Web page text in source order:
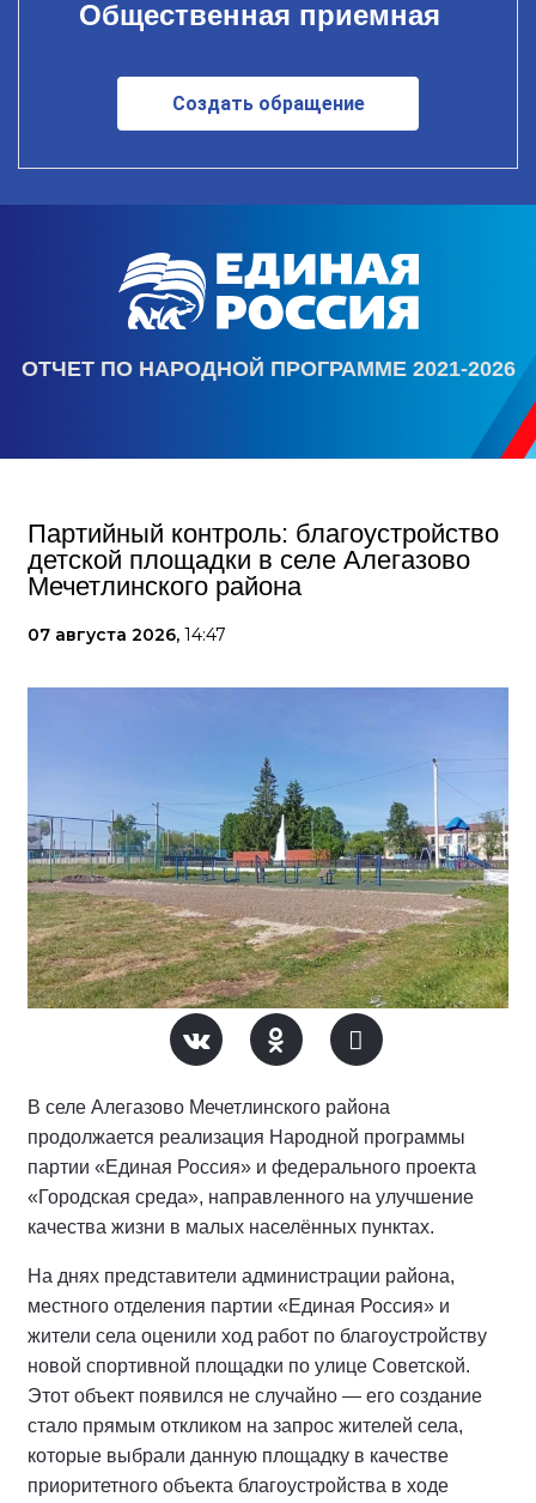
Общественная приемная
Создать обращение
ОТЧЕТ ПО НАРОДНОЙ ПРОГРАММЕ 2021-2026
Партийный контроль: благоустройство
детской площадки в селе Алегазово
Мечетлинского района
07 августа 2026, 14:47
В селе Алегазово Мечетлинского района
продолжается реализация Народной программы
партии «Единая Россия» и федерального проекта
«Городская среда», направленного на улучшение
качества жизни в малых населённых пунктах.
На днях представители администрации района,
местного отделения партии «Единая Россия» и
жители села оценили ход работ по благоустройству
новой спортивной площадки по улице Советской.
Этот объект появился не случайно — его создание
стало прямым откликом на запрос жителей села,
которые выбрали данную площадку в качестве
приоритетного объекта благоустройства в ходе